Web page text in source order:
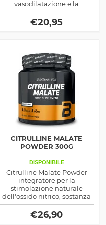
vasodilatazione e la
produzione dell'ossido
nitrico prodotto dalla Olimp
€20,95
CITRULLINE MALATE
POWDER 300G
DISPONIBILE
Citrulline Malate Powder
integratore per la
stimolazione naturale
dell'ossido nitrico, sostanza
che agisce incrementando
la prestazione attraverso il
pompaggio
€26,90